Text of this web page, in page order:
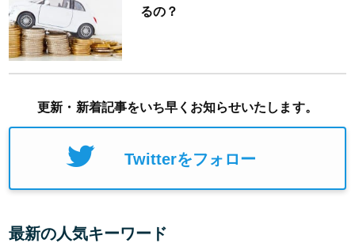
るの？
更新・新着記事をいち早くお知らせいたします。
Twitterをフォロー
最新の人気キーワード